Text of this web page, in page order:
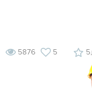
5876 5